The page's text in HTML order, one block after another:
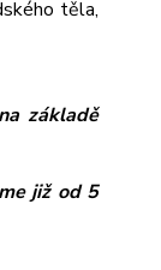
těla,
základě
již od 5